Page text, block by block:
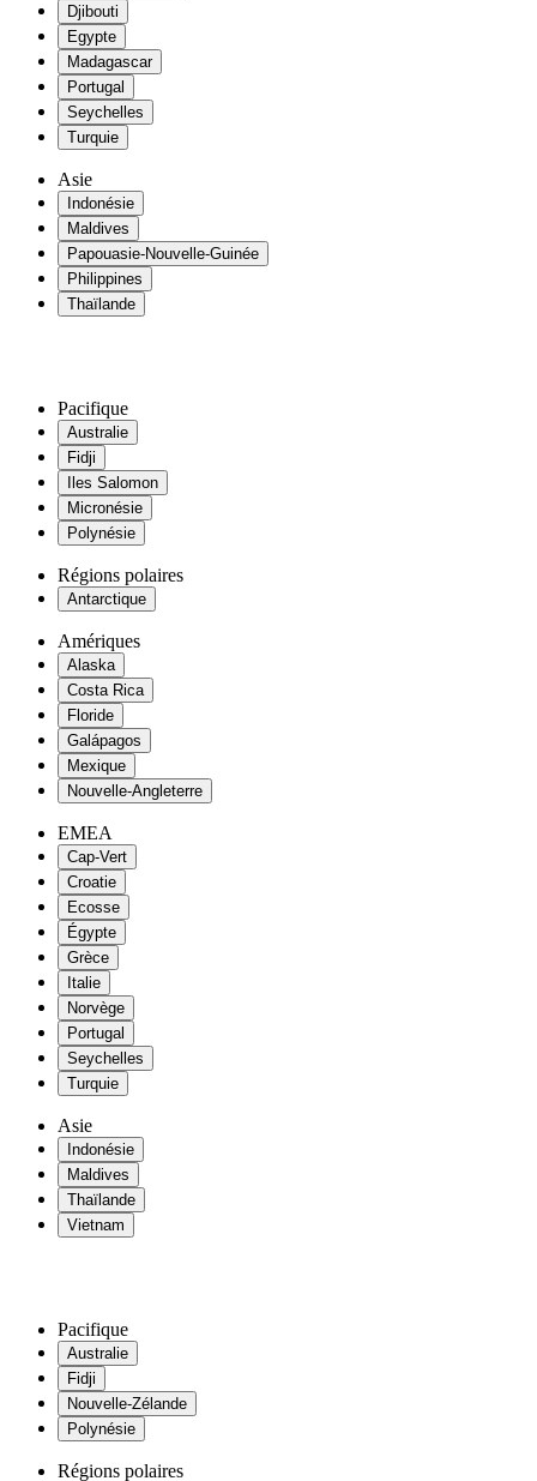
Djibouti
Egypte
Madagascar
Portugal
Seychelles
Turquie
Asie
Indonésie
Maldives
Papouasie-Nouvelle-Guinée
Philippines
Thaïlande
Pacifique
Australie
Fidji
Iles Salomon
Micronésie
Polynésie
Régions polaires
Antarctique
Amériques
Alaska
Costa Rica
Floride
Galápagos
Mexique
Nouvelle-Angleterre
EMEA
Cap-Vert
Croatie
Ecosse
Égypte
Grèce
Italie
Norvège
Portugal
Seychelles
Turquie
Asie
Indonésie
Maldives
Thaïlande
Vietnam
Pacifique
Australie
Fidji
Nouvelle-Zélande
Polynésie
Régions polaires